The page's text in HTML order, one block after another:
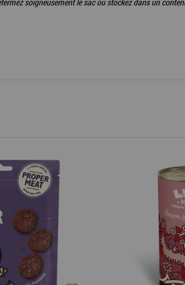
soigneusement le sac ou stockez dans un